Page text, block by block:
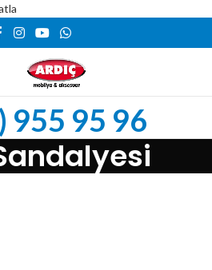
955 95 96